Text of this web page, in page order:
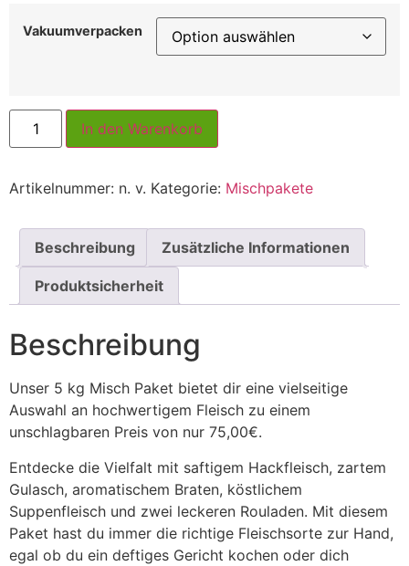
Vakuumverpacken
In den Warenkorb
Artikelnummer: n. v. Kategorie: Mischpakete
Beschreibung Zusätzliche Informationen
Produktsicherheit
Beschreibung
Unser 5 kg Misch Paket bietet dir eine vielseitige
Auswahl an hochwertigem Fleisch zu einem
unschlagbaren Preis von nur 75,00€.
Entdecke die Vielfalt mit saftigem Hackfleisch, zartem
Gulasch, aromatischem Braten, köstlichem
Suppenfleisch und zwei leckeren Rouladen. Mit diesem
Paket hast du immer die richtige Fleischsorte zur Hand,
egal ob du ein deftiges Gericht kochen oder dich